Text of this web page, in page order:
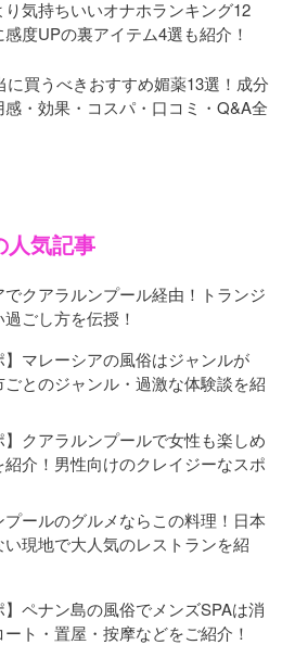
り気持ちいいオナホランキング12
度UPの裏アイテム4選も紹介！
に買うべきおすすめ媚薬13選！成分
・効果・コスパ・口コミ・Q&A全
人気記事
でクアラルンプール経由！トランジ
ごし方を伝授！
】マレーシアの風俗はジャンルが
とのジャンル・過激な体験談を紹
】クアラルンプールで女性も楽しめ
紹介！男性向けのクレイジーなスポ
プールのグルメならこの料理！日本
い現地で大人気のレストランを紹
】ペナン島の風俗でメンズSPAは消
ト・置屋・按摩などをご紹介！